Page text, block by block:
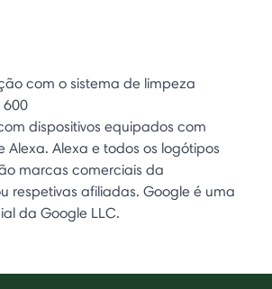
com o sistema de limpeza
600
dispositivos equipados com
Alexa. Alexa e todos os logótipos
marcas comerciais da
respetivas afiliadas. Google é uma
da Google LLC.